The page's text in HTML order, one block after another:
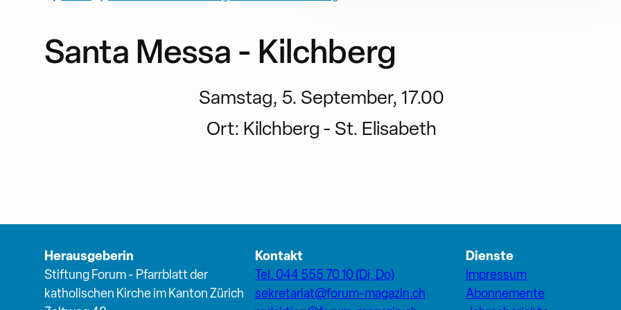
Santa Messa - Kilchberg
Samstag, 5. September, 17.00
Ort: Kilchberg - St. Elisabeth
Herausgeberin
Stiftung Forum - Pfarrblatt der
katholischen Kirche im Kanton Zürich
Kontakt
Tel. 044 555 70 10 (Di, Do)
sekretariat@forum-magazin.ch
Dienste
Impressum
Abonnemente